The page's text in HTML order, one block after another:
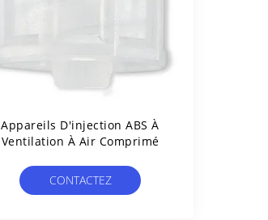
Appareils D'injection ABS À
Ventilation À Air Comprimé
CONTACTEZ